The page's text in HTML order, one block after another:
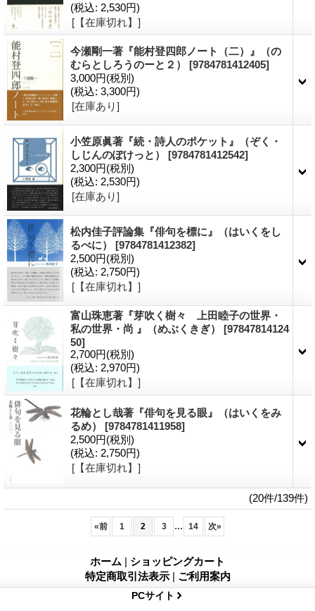
(税込: 2,530円)
[【在庫切れ】]
今瀬剛一著『能村登四郎ノート（二）』（の
むらとしろうのーと２） [9784781412405]
3,000円(税別)
(税込: 3,300円)
[在庫あり]
小笠原眞著『続・詩人のポケット』（ぞく・
しじんのぽけっと） [9784781412542]
2,300円(税別)
(税込: 2,530円)
[在庫あり]
松内佳子評論集『俳句を標に』（はいくをし
るべに） [9784781412382]
2,500円(税別)
(税込: 2,750円)
[【在庫切れ】]
富山珠恵著『芽吹く樹々 上田睦子の世界・
私の世界・尚 』（めぶくきぎ） [97847814124
50]
2,700円(税別)
(税込: 2,970円)
[【在庫切れ】]
花輪とし哉著『俳句を見る眼』（はいくをみ
るめ） [9784781411958]
2,500円(税別)
(税込: 2,750円)
[【在庫切れ】]
(20件/139件)
«前 1 2 3 ... 14 次»
ホーム | ショッピングカート
特定商取引法表示 | ご利用案内
PCサイト